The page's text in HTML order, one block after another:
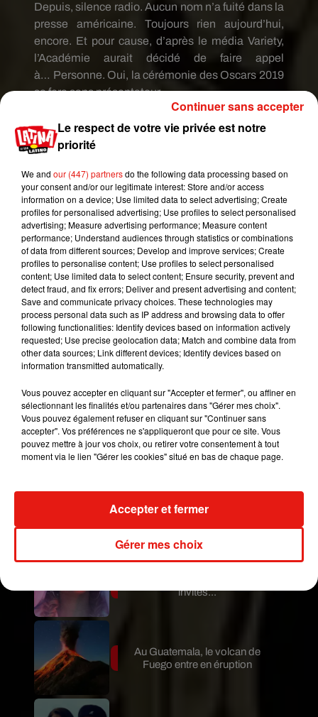
Publié : 10 janvier 2019 à 16h20 par Aurélie Amcn
Depuis, silence radio. Aucun nom n’a fuité dans la
presse américaine.
Toujours rien aujourd’hui,
encore. Et pour cause, d’après le média Variety,
l’Académie aurait décidé de faire appel
à… Personne. Oui, la cérémonie des Oscars 2019
se fera sans présentateur.
Pour combler cette absence, la production de
l’événement envisage de proposer à plusieurs
humoristiques qui seront alors diffusées entre
deux remises de prix sur les écrans géants
duDolbyTheatredeLos Angeles.Rendez-vous le
24 février prochain pour découvrir cette nouvelle
mise en scène…
After Kevin Hart debacle, Oscars forge ahead
hostlesshttps://t.co/NJEH0DCwvW
pic.twitter.com/p87r054iJZ
— Variety (@Variety)9 janvier 2019
Mundo Latino
Guatemala : l'éruption du volcan
de Fuego est terminée
Le fourmilier géant fait son retour
en Argentine, et en pleine...
invités...
Au Guatemala, le volcan de
Fuego entre en éruption
Le respect de votre vie privée est notre
priorité
We and our (447) partnersdo the following data processing based on
your consent and/or our legitimate interest: Store and/or access
information on a device; Use limited data to select advertising; Create
profiles for personalised advertising; Use profiles to select personalised
advertising; Measure advertising performance; Measure content
performance; Understand audiences through statistics or combinations
of data from different sources; Develop and improve services; Create
profiles to personalise content; Use profiles to select personalised
content; Use limited data to select content; Ensure security, prevent and
detect fraud, and fix errors; Deliver and present advertising and content;
Save and communicate privacy choices. These technologies may
process personal data such as IP address and browsing data to offer
following functionalities: Identify devices based on information actively
requested; Use precise geolocation data; Match and combine data from
other data sources; Link different devices; Identify devices based on
information transmitted automatically.
Vous pouvez accepter en cliquant sur "Accepter et fermer", ou affiner en
sélectionnant les finalités et/ou partenaires dans "Gérer mes choix".
Vous pouvez également refuser en cliquant sur "Continuer sans
accepter". Vos préférences ne s'appliqueront que pour ce site. Vous
pouvez mettre à jour vos choix, ou retirer votre consentement à tout
moment via le lien "Gérer les cookies" situé en bas de chaque page.
Gérer mes choix
Accepter et fermer
Continuer sans accepter